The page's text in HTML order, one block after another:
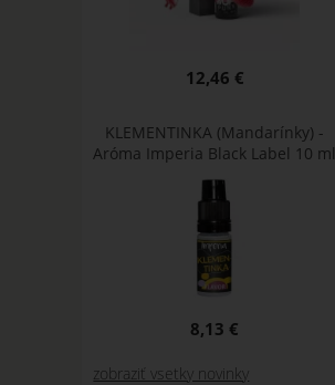
12,46 €
KLEMENTINKA (Mandarínky) -
Aróma Imperia Black Label 10 ml
8,13 €
zobraziť vsetky novinky